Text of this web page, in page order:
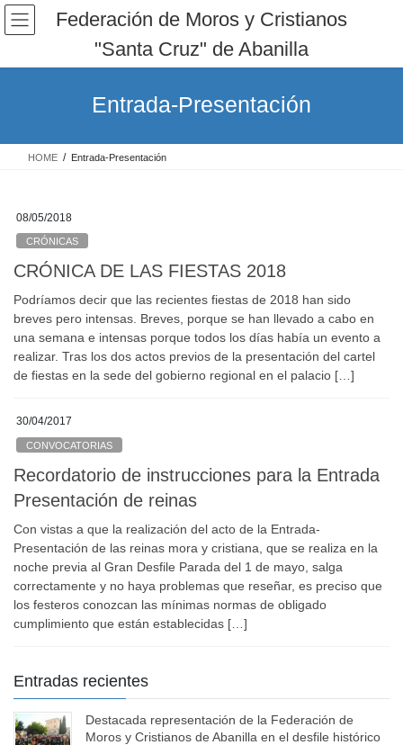
Saltar
Saltar
navegación
Federación de Moros y Cristianos
"Santa Cruz" de Abanilla
Entrada-Presentación
HOME Entrada-Presentación
08/05/2018
CRÓNICAS
CRÓNICA DE LAS FIESTAS 2018
Podríamos decir que las recientes fiestas de 2018 han sido
breves pero intensas. Breves, porque se han llevado a cabo en
una semana e intensas porque todos los días había un evento a
realizar. Tras los dos actos previos de la presentación del cartel
de fiestas en la sede del gobierno regional en el palacio […]
30/04/2017
CONVOCATORIAS
Recordatorio de instrucciones para la Entrada
Presentación de reinas
Con vistas a que la realización del acto de la Entrada-
Presentación de las reinas mora y cristiana, que se realiza en la
noche previa al Gran Desfile Parada del 1 de mayo, salga
correctamente y no haya problemas que reseñar, es preciso que
los festeros conozcan las mínimas normas de obligado
cumplimiento que están establecidas […]
Entradas recientes
Destacada representación de la Federación de
Moros y Cristianos de Abanilla en el desfile histórico